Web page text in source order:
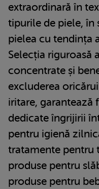
extraordinară în
tipurile de piele, în
pielea cu tendința
Selecția riguroasă
concentrate și
excluderea
iritare, garantează
dedicate îngrijirii
pentru igienă
tratamente pentru
produse pentru
produse pentru